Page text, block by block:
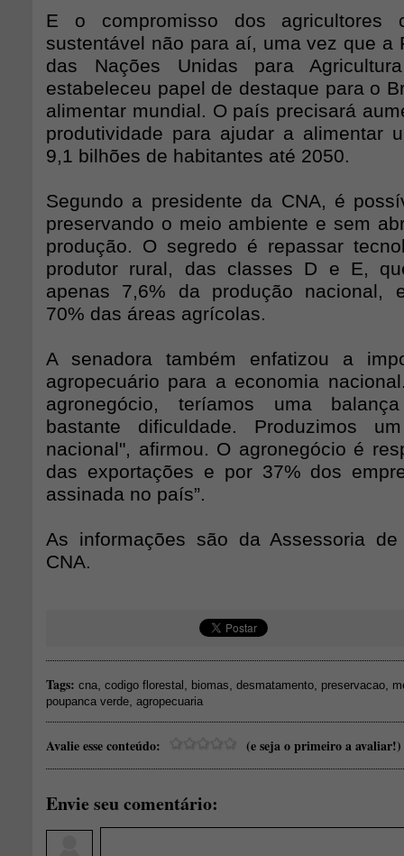
E o compromisso dos agricultores
sustentável não para aí, uma vez que a
das Nações Unidas para
estabeleceu papel de destaque para o
alimentar mundial. O país precisará
produtividade para ajudar a alimentar
9,1 bilhões de habitantes até 2050.
Segundo a presidente da CNA, é
preservando o meio ambiente e sem
produção. O segredo é repassar
produtor rural, das classes D e E,
apenas 7,6% da produção nacional,
70% das áreas agrícolas.
A senadora também enfatizou a
agropecuário para a economia
agronegócio, teríamos uma
bastante dificuldade. Produzimos
nacional", afirmou. O agronegócio é
das exportações e por 37% dos
assinada no país”.
As informações são da Assessoria
CNA.
Tags: cna codigo florestal biomas desmatamento preservacao
poupanca verde agropecuaria
Avalie esse conteúdo: (e seja o primeiro a avaliar!)
Envie seu comentário: